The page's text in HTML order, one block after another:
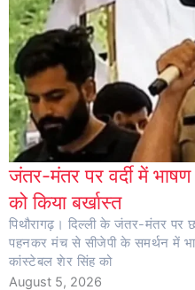
जंतर-मंतर पर वर्दी में
को किया बर्खास्त
पिथौरागढ़। दिल्ली के जंतर-मंतर पर
पहनकर मंच से सीजेपी के समर्थन में
कांस्टेबल शेर सिंह को
August 5, 2026